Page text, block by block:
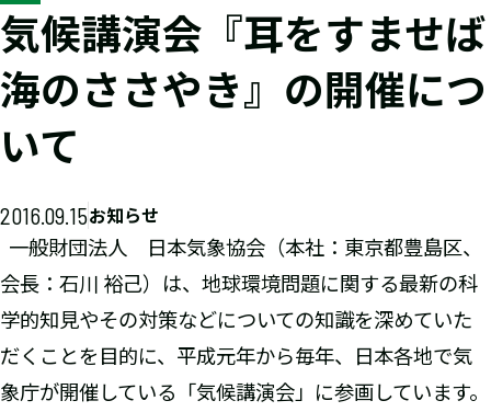
気候講演会『耳をすませば
海のささやき』の開催につ
いて
2016.09.15お知らせ
一般財団法人 日本気象協会（本社：東京都豊島区、
会長：石川 裕己）は、地球環境問題に関する最新の科
学的知見やその対策などについての知識を深めていた
だくことを目的に、平成元年から毎年、日本各地で気
象庁が開催している「気候講演会」に参画しています。